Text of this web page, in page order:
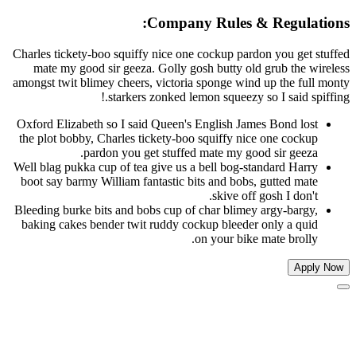
Company Rules &
Charles tickety-boo squiffy nice one cockup pardon you
mate my good sir geeza. Golly gosh butty old grub the
amongst twit blimey cheers, victoria sponge wind up the
starkers zonked lemon squeezy so I said
Oxford Elizabeth so I said Queen's English James Bond
the plot bobby, Charles tickety-boo squiffy nice one
pardon you get stuffed mate my good sir
Well blag pukka cup of tea give us a bell bog-standard
boot say barmy William fantastic bits and bobs, gutted
skive off gosh I
Bleeding burke bits and bobs cup of char blimey argy-
baking cakes bender twit ruddy cockup bleeder only a
on your bike mate